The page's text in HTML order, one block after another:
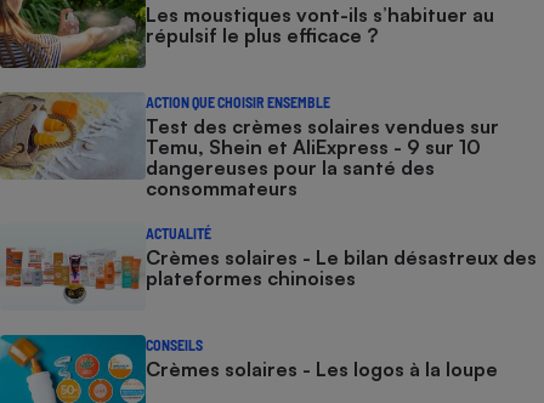
Les moustiques vont-ils s’habituer au
répulsif le plus efficace ?
ACTION QUE CHOISIR ENSEMBLE
Test des crèmes solaires vendues sur
Temu, Shein et AliExpress - 9 sur 10
dangereuses pour la santé des
consommateurs
ACTUALITÉ
Crèmes solaires - Le bilan désastreux des
plateformes chinoises
CONSEILS
Crèmes solaires - Les logos à la loupe